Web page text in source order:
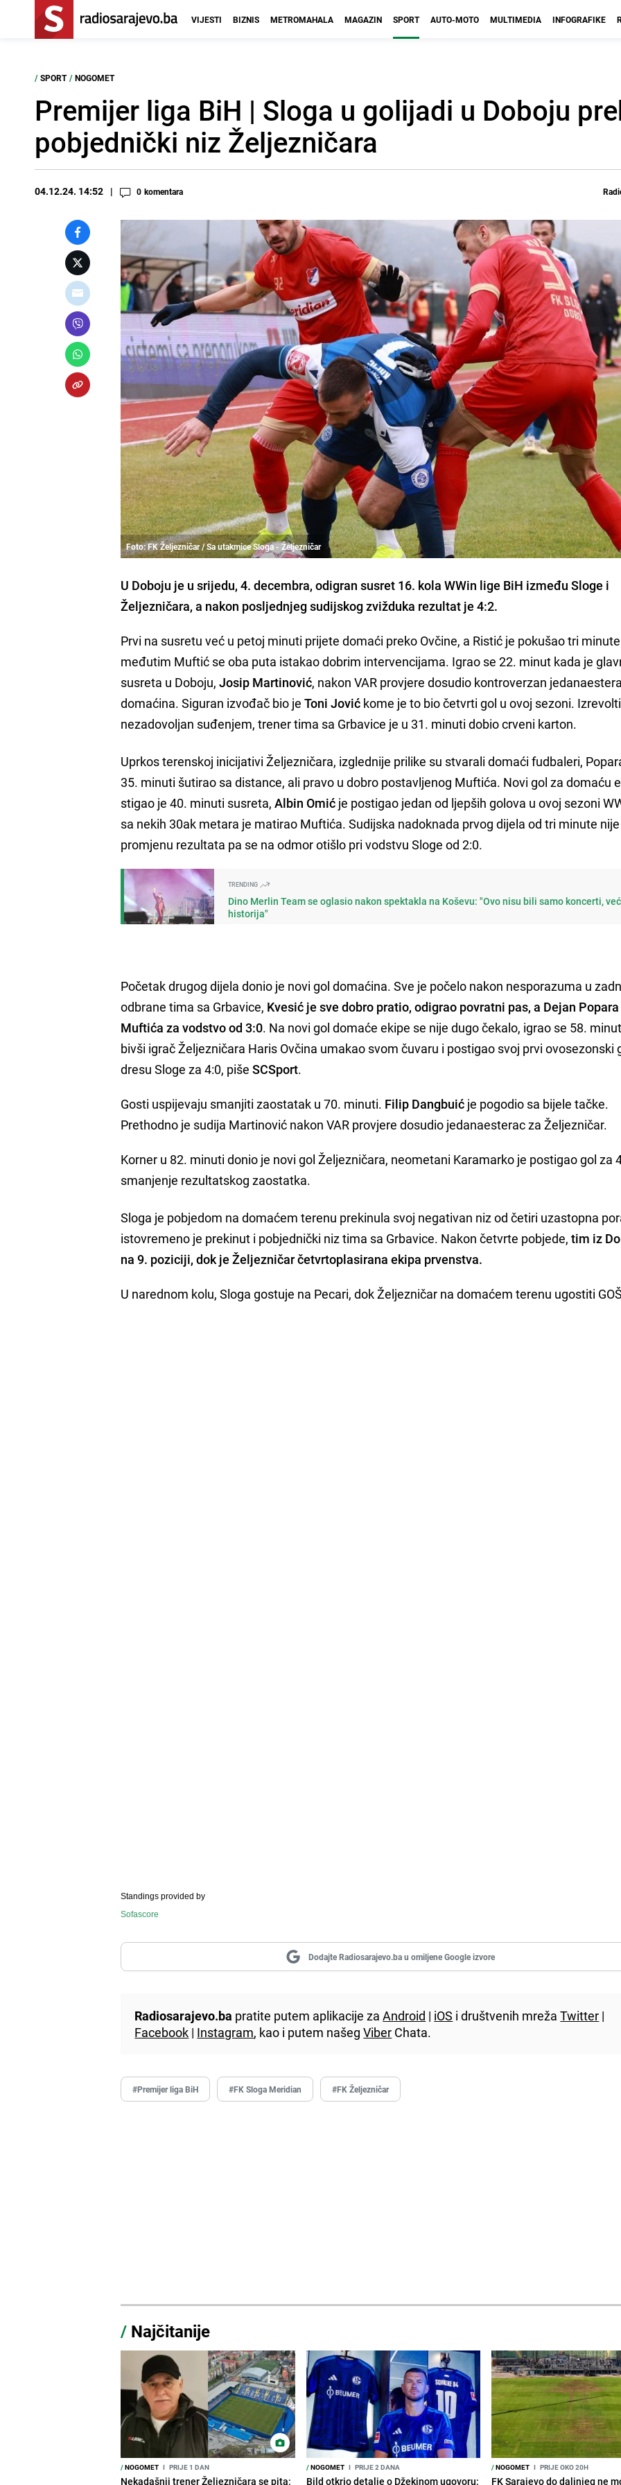
VIJESTI BIZNIS METROMAHALA MAGAZIN SPORT AUTO-MOTO MULTIMEDIA INFOGRAFIKE
/ SPORT / NOGOMET
Premijer liga BiH | Sloga u golijadi u Doboju
pobjednički niz Željezničara
04.12.24. 14:52 0 komentara
Foto: FK Željezničar / Sa utakmice Sloga - Željezničar
U Doboju je u srijedu, 4. decembra, odigran susret 16. kola WWin lige BiH između Sloge i
Željezničara, a nakon posljednjeg sudijskog zvižduka rezultat je 4:2.
Prvi na susretu već u petoj minuti prijete domaći preko Ovčine, a Ristić je pokušao tri
međutim Muftić se oba puta istakao dobrim intervencijama. Igrao se 22. minut kada je
susreta u Doboju,Josip Martinović, nakon VAR provjere dosudio kontroverzan
domaćina. Siguran izvođač bio jeToni Jović kome je to bio četvrti gol u ovoj sezoni.
nezadovoljan suđenjem, trener tima sa Grbavice je u 31. minuti dobio crveni karton.
Uprkos terenskoj inicijativi Željezničara, izglednije prilike su stvarali domaći fudbaleri,
35. minuti šutirao sa distance, ali pravo u dobro postavljenog Muftića. Novi gol za domaću
stigao je 40. minuti susreta,Albin Omić je postigao jedan od ljepših golova u ovoj sezoni
sa nekih 30ak metara je matirao Muftića. Sudijska nadoknada prvog dijela od tri minute
promjenu rezultata pa se na odmor otišlo pri vodstvu Sloge od 2:0.
TRENDING
Dino Merlin Team se oglasio nakon spektakla na Koševu: "Ovo nisu bili samo koncerti, već
historija"
Početak drugog dijela donio je novi gol domaćina. Sve je počelo nakon nesporazuma u
odbrane tima sa Grbavice, Kvesić je sve dobro pratio, odigrao povratni pas, a Dejan
Muftića za vodstvo od 3:0. Na novi gol domaće ekipe se nije dugo čekalo, igrao se 58.
bivši igrač Željezničara Haris Ovčina umakao svom čuvaru i postigao svoj prvi ovosezonski
dresu Sloge za 4:0, pišeSCSport.
Gosti uspijevaju smanjiti zaostatak u 70. minuti. Filip Dangbuić je pogodio sa bijele tačke.
Prethodno je sudija Martinović nakon VAR provjere dosudio jedanaesterac za Željezničar.
Korner u 82. minuti donio je novi gol Željezničara, neometani Karamarko je postigao gol za
smanjenje rezultatskog zaostatka.
Sloga je pobjedom na domaćem terenu prekinula svoj negativan niz od četiri uzastopna
istovremeno je prekinut i pobjednički niz tima sa Grbavice. Nakon četvrte pobjede,tim iz
na 9. poziciji, dok je Željezničar četvrtoplasirana ekipa prvenstva.
U narednom kolu, Sloga gostuje na Pecari, dok Željezničar na domaćem terenu ugostiti
Standings provided by
Sofascore
Dodajte Radiosarajevo.ba u omiljene Google izvore
Radiosarajevo.ba pratite putem aplikacije zaAndroid | iOS i društvenih mrežaTwitter |
Facebook | Instagram, kao i putem našegViber Chata.
#Premijer liga BiH #FK Sloga Meridian #FK Željezničar
/ Najčitanije
/NOGOMET I PRIJE 1 DAN
Nekadašnji trener Željezničara se pita:
/NOGOMET I PRIJE 2 DANA
Bild otkrio detalje o Džekinom ugovoru:
/NOGOMET I PRIJE OKO 20H
FK Sarajevo do daljnjeg ne